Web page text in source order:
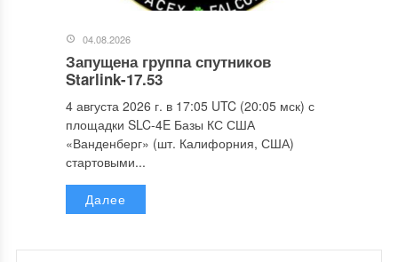
04.08.2026
Запущена группа спутников
Starlink-17.53
4 августа 2026 г. в 17:05 UTC (20:05 мск) с
площадки SLC-4E Базы КС США
«Ванденберг» (шт. Калифорния, США)
стартовыми...
Далее